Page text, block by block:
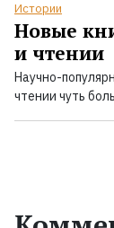
Истории
Новые
и чтении
Научно-
чтении чуть